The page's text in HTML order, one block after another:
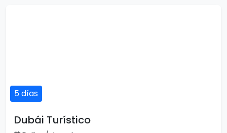
5 días
Dubái Turístico